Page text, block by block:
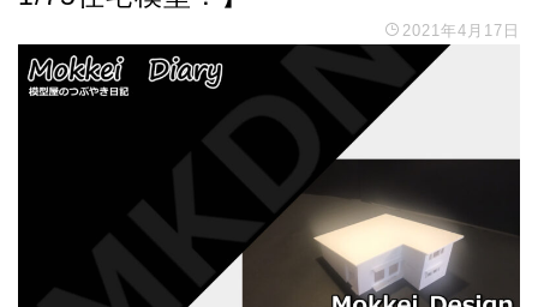
2021年4月17日